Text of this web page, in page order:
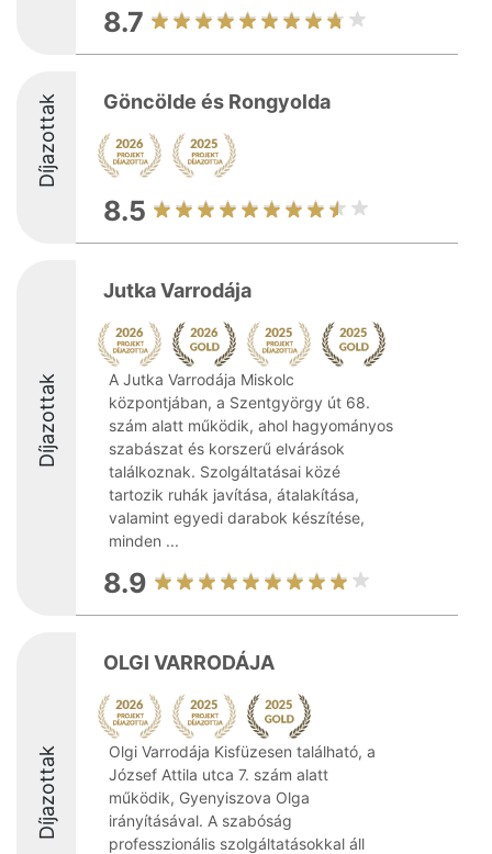
8.7
Díjazottak Göncölde és Rongyolda
8.5
Díjazottak
Jutka Varrodája
A Jutka Varrodája Miskolc
központjában, a Szentgyörgy út 68.
szám alatt működik, ahol hagyományos
szabászat és korszerű elvárások
találkoznak. Szolgáltatásai közé
tartozik ruhák javítása, átalakítása,
valamint egyedi darabok készítése,
minden ...
8.9
Díjazottak
OLGI VARRODÁJA
Olgi Varrodája Kisfüzesen található, a
József Attila utca 7. szám alatt
működik, Gyenyiszova Olga
irányításával. A szabóság
professzionális szolgáltatásokkal áll